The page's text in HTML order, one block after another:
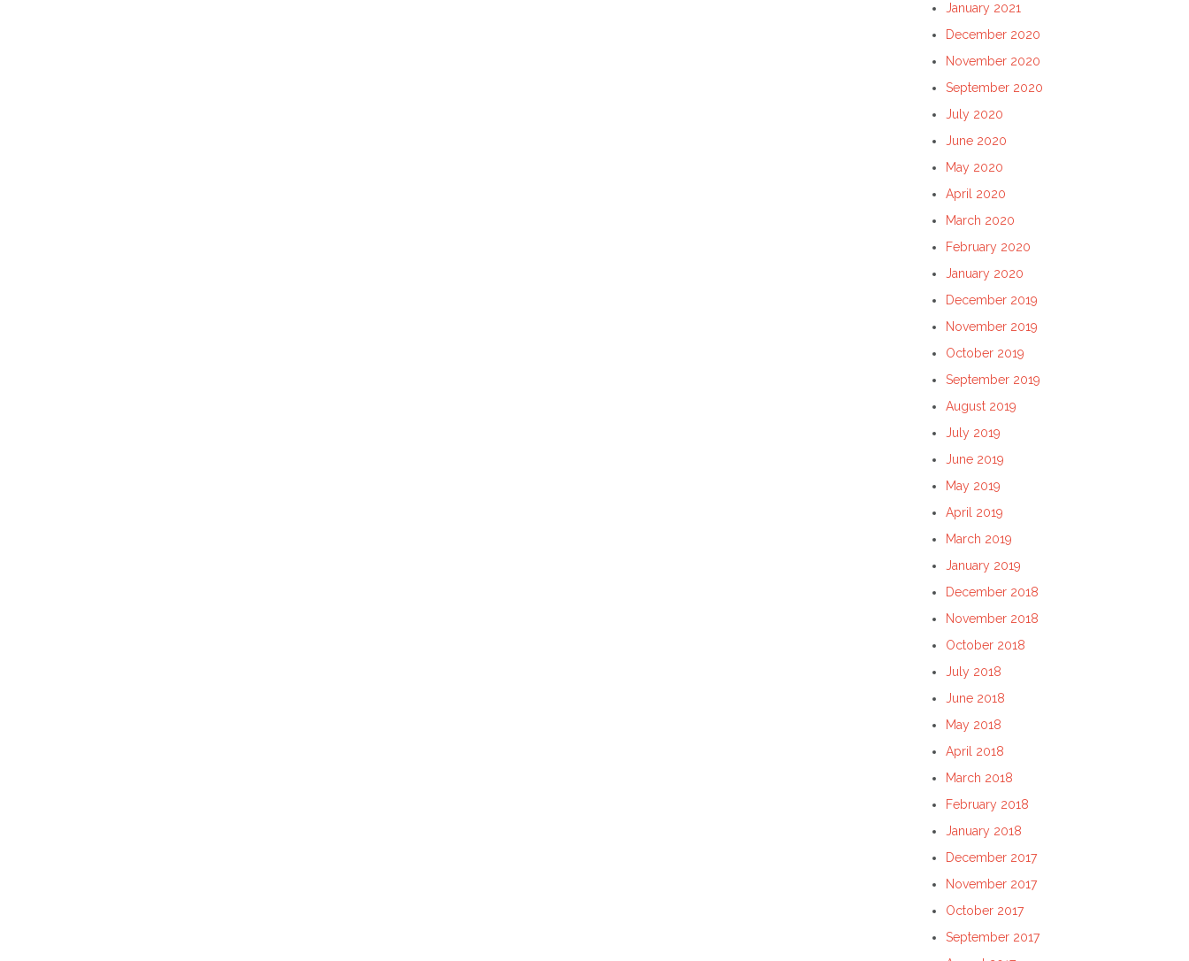
January 2021
December 2020
November 2020
September 2020
July 2020
June 2020
May 2020
April 2020
March 2020
February 2020
January 2020
December 2019
November 2019
October 2019
September 2019
August 2019
July 2019
June 2019
May 2019
April 2019
March 2019
January 2019
December 2018
November 2018
October 2018
July 2018
June 2018
May 2018
April 2018
March 2018
February 2018
January 2018
December 2017
November 2017
October 2017
September 2017